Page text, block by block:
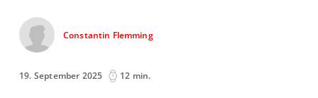
Constantin Flemming
19. September 2025 12 min.